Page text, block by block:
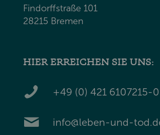
Findorffstraße 101
28215 Bremen
HIER ERREICHEN SIE UNS:
+49 (0) 421 6107215-0
info@leben-und-